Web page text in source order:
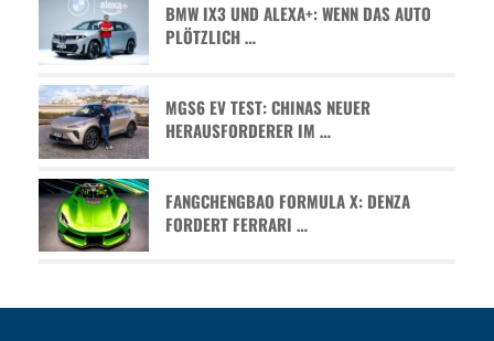
BMW IX3 UND ALEXA+: WENN DAS AUTO
PLÖTZLICH …
MGS6 EV TEST: CHINAS NEUER
HERAUSFORDERER IM …
FANGCHENGBAO FORMULA X: DENZA
FORDERT FERRARI …